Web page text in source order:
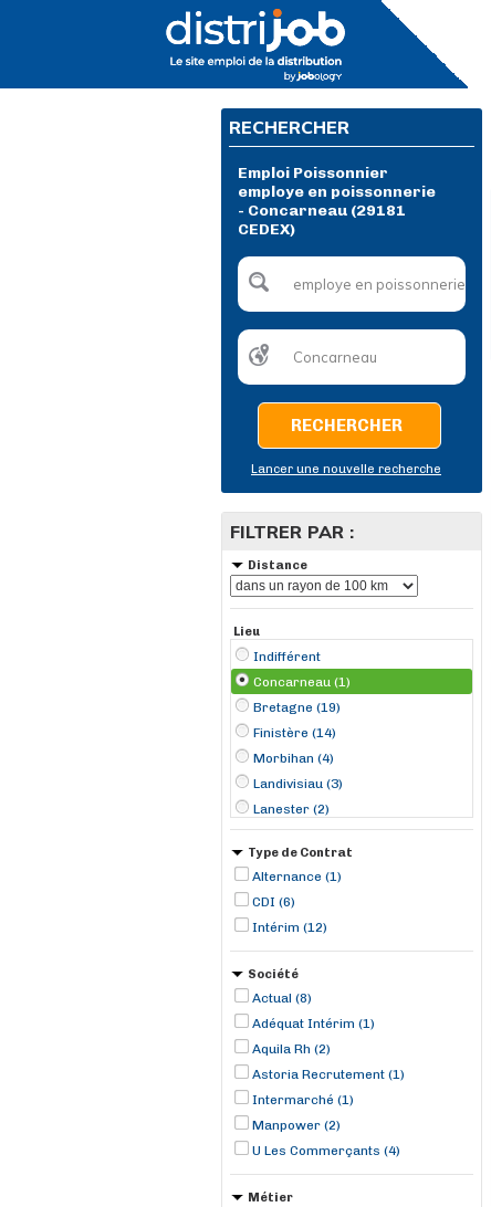
RECHERCHER
Emploi Poissonnier
employe en poissonnerie
- Concarneau (29181
CEDEX)
RECHERCHER
Lancer une nouvelle recherche
FILTRER PAR :
Distance
Lieu
Indifférent
Concarneau (1)
Bretagne (19)
Finistère (14)
Morbihan (4)
Landivisiau (3)
Lanester (2)
Quimper (2)
Baud (1)
Belz (1)
Brest (1)
Carhaix-Plouguer (1)
Type de Contrat
Alternance (1)
CDI (6)
Intérim (12)
Société
Actual (8)
Adéquat Intérim (1)
Aquila Rh (2)
Astoria Recrutement (1)
Intermarché (1)
Manpower (2)
U Les Commerçants (4)
Métier